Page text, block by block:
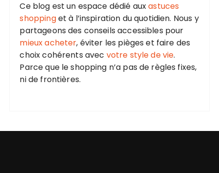
Ce blog est un espace dédié auxastuces
shoppinget à l’inspiration du quotidien. Nous y
partageons des conseils accessibles pour
mieux acheter, éviter les pièges et faire des
choix cohérents avec votre style de vie.
Parce que le shopping n’a pas de règles fixes,
ni de frontières.